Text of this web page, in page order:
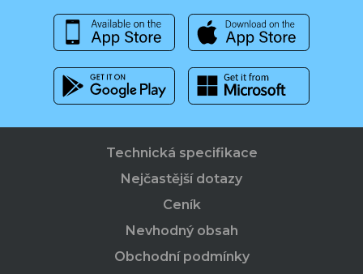
Technická specifikace
Nejčastější dotazy
Ceník
Nevhodný obsah
Obchodní podmínky